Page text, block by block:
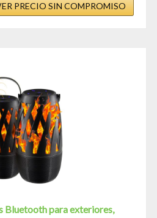
PRECIO SIN COMPROMISO
Bluetooth para exteriores,